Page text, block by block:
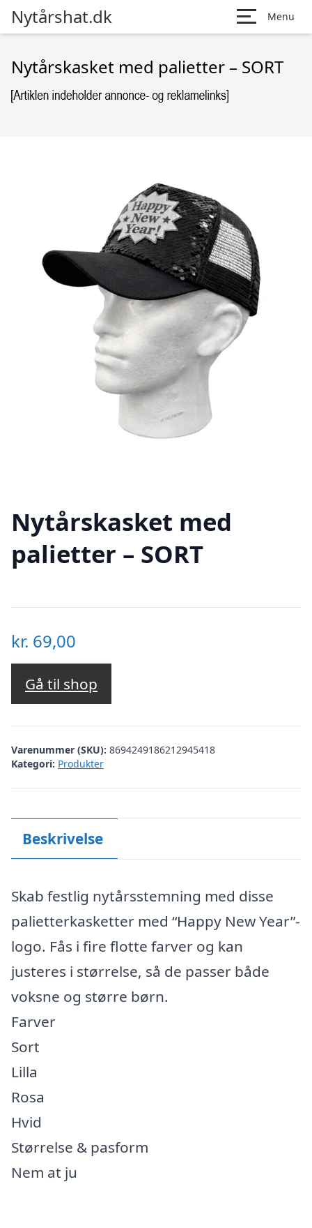
Nytårshat.dk Menu
Nytårskasket med palietter – SORT
Nytårskasket med
palietter – SORT
kr. 69,00
Gå til shop
Varenummer (SKU): 8694249186212945418
Kategori: Produkter
Beskrivelse
Skab festlig nytårsstemning med disse
palietterkasketter med “Happy New Year”-
logo. Fås i fire flotte farver og kan
justeres i størrelse, så de passer både
voksne og større børn.
Farver
Sort
Lilla
Rosa
Hvid
Størrelse & pasform
Nem at ju